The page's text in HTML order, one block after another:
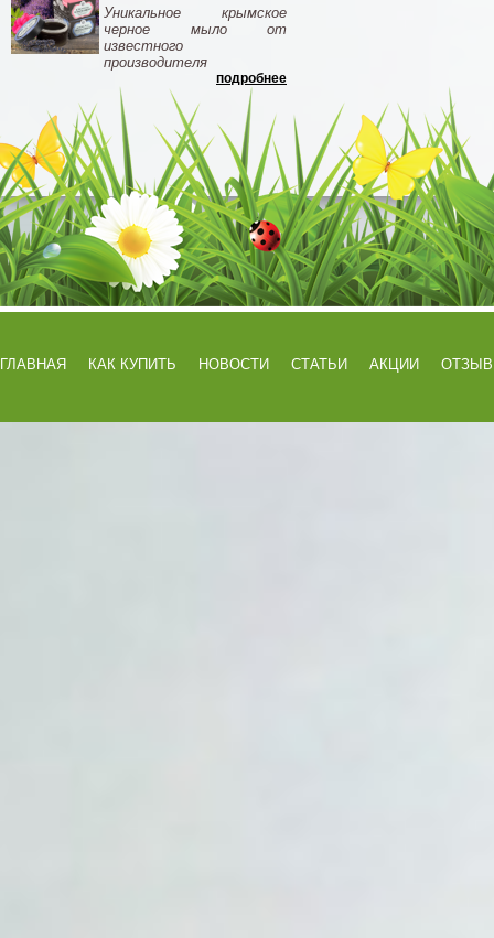
Уникальное крымское
черное мыло от
известного
производителя
подробнее
ГЛАВНАЯ КАК КУПИТЬ НОВОСТИ СТАТЬИ АКЦИИ